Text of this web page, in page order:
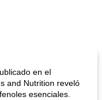
en el
and Nutrition reveló
esenciales.